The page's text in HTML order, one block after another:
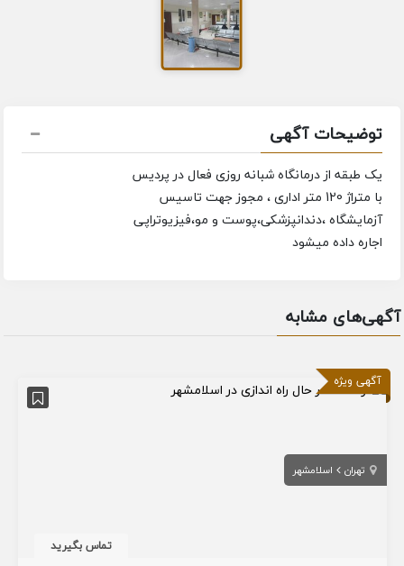
توضیحات آگهی
یک طبقه از درمانگاه شبانه روزی فعال در پردیس
با متراژ 120 متر اداری ، مجوز جهت تاسیس
آزمایشگاه ،دندانپزشکی،پوست و مو،فیزیوتراپی
اجاره داده میشود
آگهی‌های مشابه
آگهی ویژه
تهران اسلامشهر
تماس بگیرید